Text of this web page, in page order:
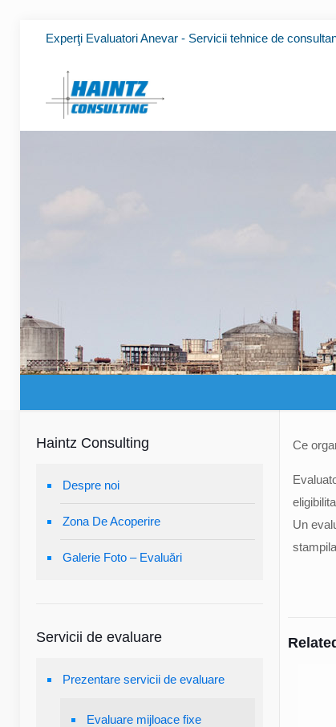
Experţi Evaluatori Anevar - Servicii tehnice de
Ce
Un
Haintz Consulting
Despre noi
Zona De Acoperire
Galerie Foto – Evaluări
Servicii de evaluare
Prezentare servicii de evaluare
Evaluare mijloace fixe